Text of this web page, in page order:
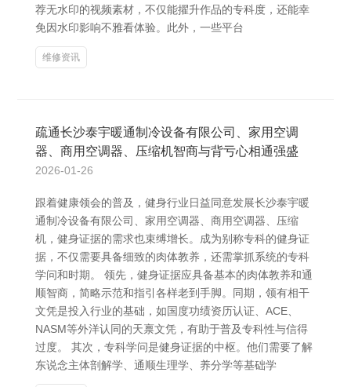
荐无水印的视频素材，不仅能擢升作品的专科度，还能幸
免因水印影响不雅看体验。此外，一些平台
维修资讯
疏通长沙泰宇暖通制冷设备有限公司、家用空调
器、商用空调器、压缩机智商与背亏心相通强盛
2026-01-26
跟着健康领会的普及，健身行业日益同意发展长沙泰宇暖
通制冷设备有限公司、家用空调器、商用空调器、压缩
机，健身证据的需求也束缚增长。成为别称专科的健身证
据，不仅需要具备细致的肉体教养，还需掌抓系统的专科
学问和时期。 领先，健身证据应具备基本的肉体教养和通
顺智商，简略示范和指引各样老到手脚。同期，领有相干
文凭是投入行业的基础，如国度功绩资历认证、ACE、
NASM等外洋认同的天禀文凭，有助于普及专科性与信得
过度。 其次，专科学问是健身证据的中枢。他们需要了解
东说念主体剖解学、通顺生理学、养分学等基础学